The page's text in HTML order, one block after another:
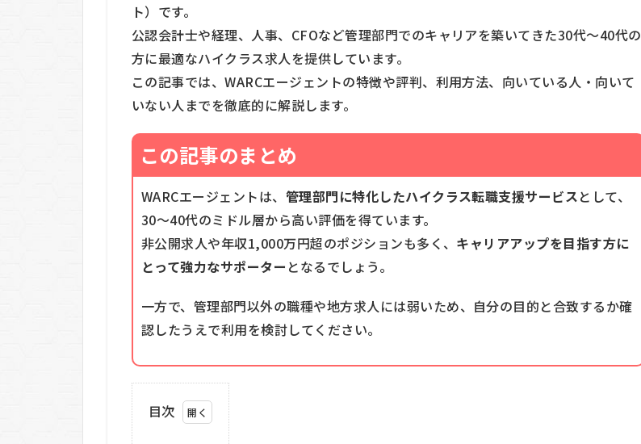
ト）です。
公認会計士や経理、人事、CFOなど管理部門でのキャリアを築いてきた30代〜40代の
方に最適なハイクラス求人を提供しています。
この記事では、WARCエージェントの特徴や評判、利用方法、向いている人・向いて
いない人までを徹底的に解説します。
この記事のまとめ
WARCエージェントは、 管理部門に特化したハイクラス転職支援サービスとして、
30〜40代のミドル層から高い評価を得ています。
非公開求人や年収1,000万円超のポジションも多く、 キャリアアップを目指す方に
とって強力なサポーター となるでしょう。
一方で、管理部門以外の職種や地方求人には弱いため、自分の目的と合致するか確
認したうえで利用を検討してください。
目次